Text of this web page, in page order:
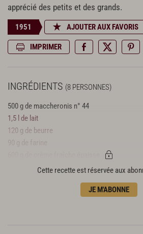
apprécié des petits et des grands.
1951 AJOUTER AUX FAVORIS
IMPRIMER
INGRÉDIENTS (8 PERSONNES)
500 g de maccheronis n° 44
1,5 l de lait
120 g de beurre
90 g de farine
150 g de gruyèreCette recette est réservée aux
JE M'ABONNE